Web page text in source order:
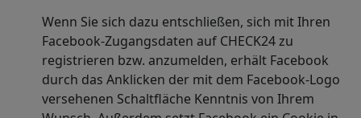
Wenn Sie sich dazu entschließen, sich mit Ihren
Facebook-Zugangsdaten auf CHECK24 zu
registrieren bzw. anzumelden, erhält Facebook
durch das Anklicken der mit dem Facebook-Logo
versehenen Schaltfläche Kenntnis von Ihrem